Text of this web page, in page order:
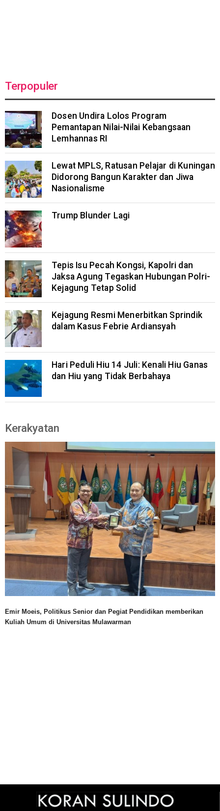
Terpopuler
Dosen Undira Lolos Program
Pemantapan Nilai-Nilai Kebangsaan
Lemhannas RI
Lewat MPLS, Ratusan Pelajar di Kuningan
Didorong Bangun Karakter dan Jiwa
Nasionalisme
Trump Blunder Lagi
Tepis Isu Pecah Kongsi, Kapolri dan
Jaksa Agung Tegaskan Hubungan Polri-
Kejagung Tetap Solid
Kejagung Resmi Menerbitkan Sprindik
dalam Kasus Febrie Ardiansyah
Hari Peduli Hiu 14 Juli: Kenali Hiu Ganas
dan Hiu yang Tidak Berbahaya
Kerakyatan
Emir Moeis, Politikus Senior dan Pegiat Pendidikan memberikan
Kuliah Umum di Universitas Mulawarman